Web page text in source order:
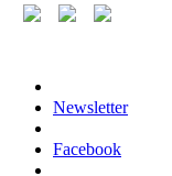
Newsletter
Facebook